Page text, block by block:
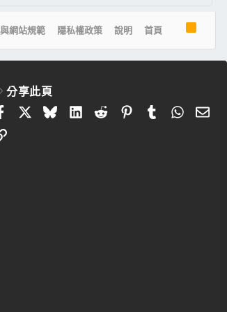
網站規範 隱私權政策 說明 首頁
分享此頁
FacebookBlueskyLinkedIn
RedditPinterestTumblr 電
連結